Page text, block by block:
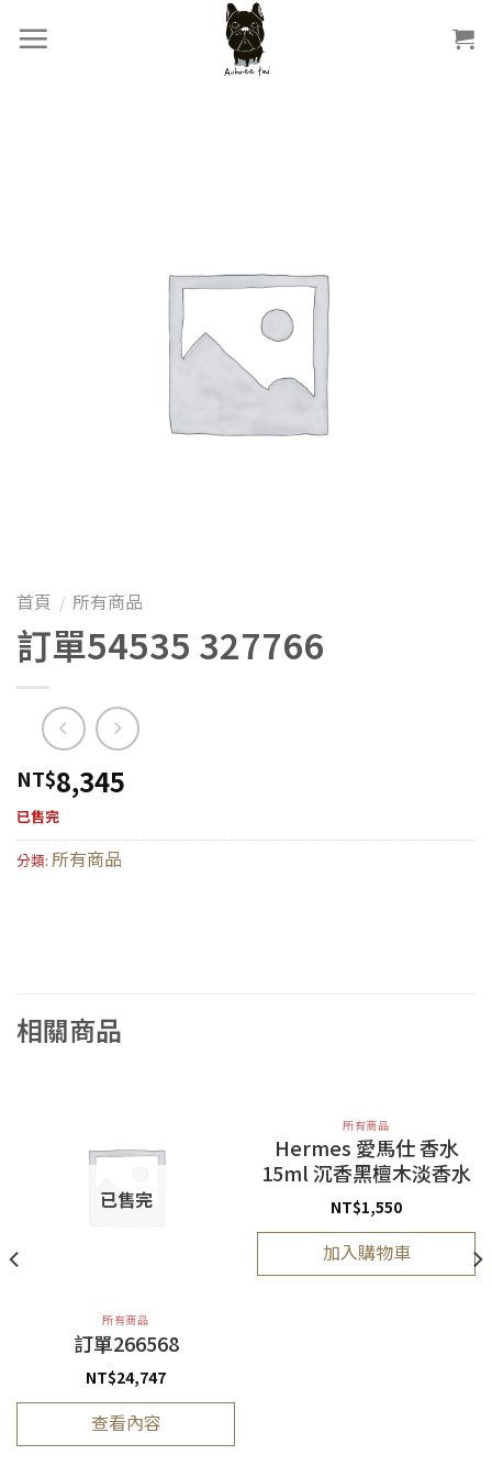
首頁 / 所有商品
訂單54535 327766
NT$8,345
已售完
分類: 所有商品
相關商品
已售完
所有商品
訂單266568
NT$24,747
查看內容
所有商品
Hermes 愛馬仕 香水
15ml 沉香黑檀木淡香水
NT$1,550
加入購物車